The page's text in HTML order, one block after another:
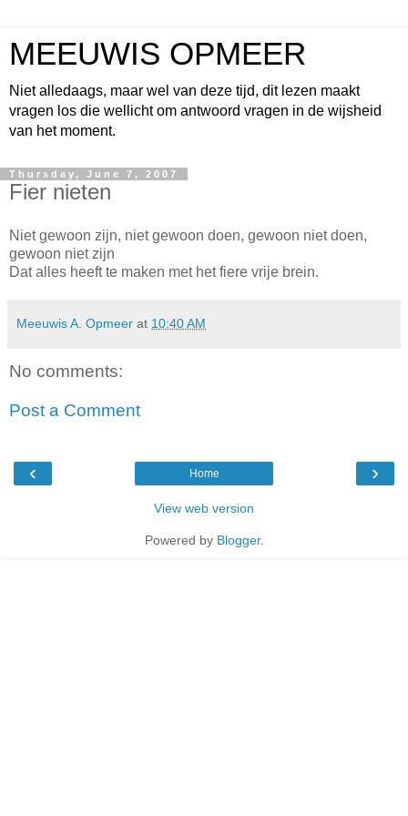
MEEUWIS OPMEER
Niet alledaags, maar wel van deze tijd, dit lezen maakt
vragen los die wellicht om antwoord vragen in de wijsheid
van het moment.
Thursday, June 7, 2007
Fier nieten
Niet gewoon zijn, niet gewoon doen, gewoon niet doen,
gewoon niet zijn
Dat alles heeft te maken met het fiere vrije brein.
Meeuwis A. Opmeer at 10:40 AM
No comments:
Post a Comment
‹ ›
Home
View web version
Powered by Blogger.